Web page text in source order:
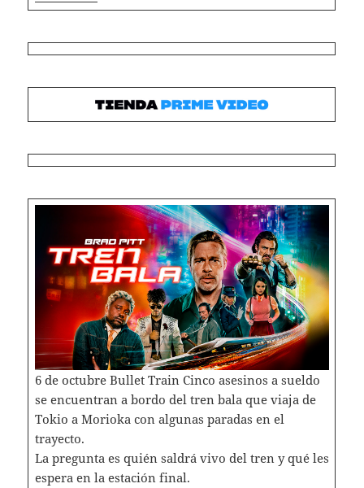
6 de octubre Bullet Train Cinco asesinos a sueldo
se encuentran a bordo del tren bala que viaja de
Tokio a Morioka con algunas paradas en el
trayecto.
La pregunta es quién saldrá vivo del tren y qué les
espera en la estación final.